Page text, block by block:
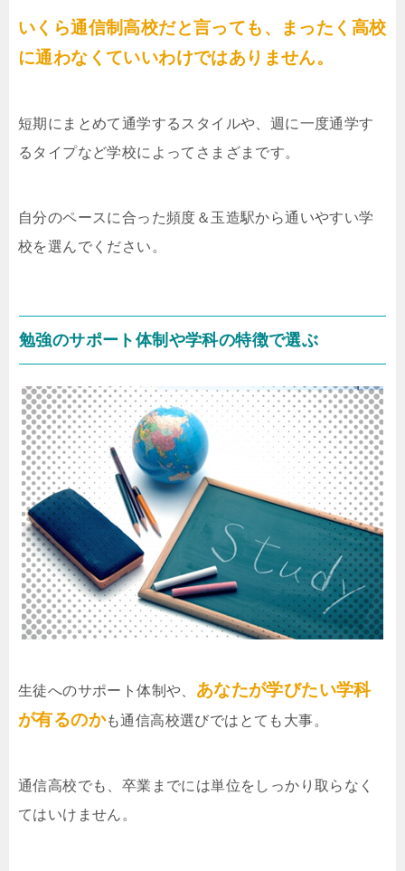
いくら通信制高校だと言っても、まったく高校
に通わなくていいわけではありません。
短期にまとめて通学するスタイルや、週に一度通学す
るタイプなど学校によってさまざまです。
自分のペースに合った頻度＆玉造駅から通いやすい学
校を選んでください。
勉強のサポート体制や学科の特徴で選ぶ
生徒へのサポート体制や、 あなたが学びたい学科
が有るのかも通信高校選びではとても大事。
通信高校でも、卒業までには単位をしっかり取らなく
てはいけません。